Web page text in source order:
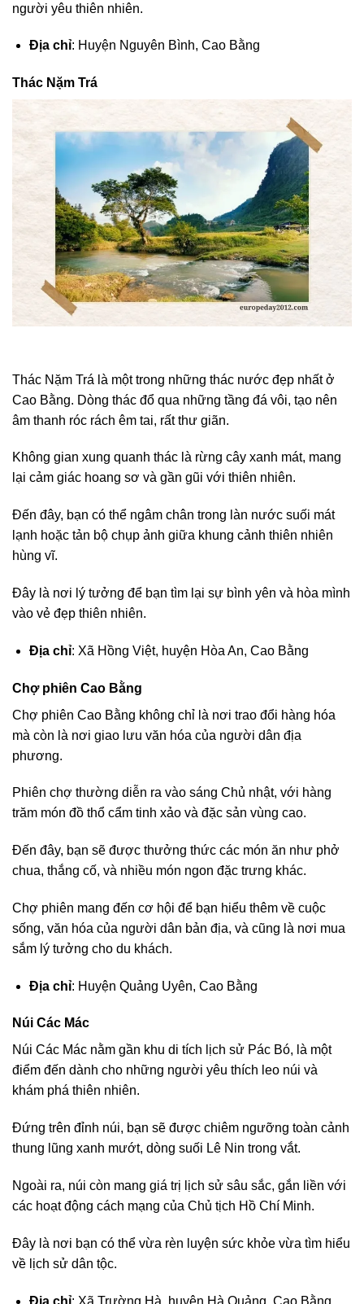
người yêu thiên nhiên.
Địa chỉ: Huyện Nguyên Bình, Cao Bằng
Thác Nặm Trá
Thác Nặm Trá là một trong những thác nước đẹp nhất ở
Cao Bằng. Dòng thác đổ qua những tầng đá vôi, tạo nên
âm thanh róc rách êm tai, rất thư giãn.
Không gian xung quanh thác là rừng cây xanh mát, mang
lại cảm giác hoang sơ và gần gũi với thiên nhiên.
Đến đây, bạn có thể ngâm chân trong làn nước suối mát
lạnh hoặc tản bộ chụp ảnh giữa khung cảnh thiên nhiên
hùng vĩ.
Đây là nơi lý tưởng để bạn tìm lại sự bình yên và hòa mình
vào vẻ đẹp thiên nhiên.
Địa chỉ: Xã Hồng Việt, huyện Hòa An, Cao Bằng
Chợ phiên Cao Bằng
Chợ phiên Cao Bằng không chỉ là nơi trao đổi hàng hóa
mà còn là nơi giao lưu văn hóa của người dân địa
phương.
Phiên chợ thường diễn ra vào sáng Chủ nhật, với hàng
trăm món đồ thổ cẩm tinh xảo và đặc sản vùng cao.
Đến đây, bạn sẽ được thưởng thức các món ăn như phở
chua, thắng cố, và nhiều món ngon đặc trưng khác.
Chợ phiên mang đến cơ hội để bạn hiểu thêm về cuộc
sống, văn hóa của người dân bản địa, và cũng là nơi mua
sắm lý tưởng cho du khách.
Địa chỉ: Huyện Quảng Uyên, Cao Bằng
Núi Các Mác
Núi Các Mác nằm gần khu di tích lịch sử Pác Bó, là một
điểm đến dành cho những người yêu thích leo núi và
khám phá thiên nhiên.
Đứng trên đỉnh núi, bạn sẽ được chiêm ngưỡng toàn cảnh
thung lũng xanh mướt, dòng suối Lê Nin trong vắt.
Ngoài ra, núi còn mang giá trị lịch sử sâu sắc, gắn liền với
các hoạt động cách mạng của Chủ tịch Hồ Chí Minh.
Đây là nơi bạn có thể vừa rèn luyện sức khỏe vừa tìm hiểu
về lịch sử dân tộc.
Địa chỉ: Xã Trường Hà, huyện Hà Quảng, Cao Bằng